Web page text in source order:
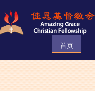
首页